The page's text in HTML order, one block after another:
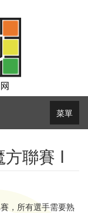
菜單
聯賽 I
，所有選手需要熟